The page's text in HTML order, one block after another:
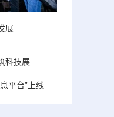
展
科技展
平台”上线